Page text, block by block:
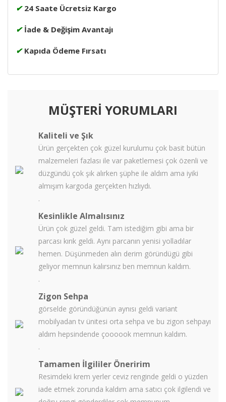
✔ 24 Saate Ücretsiz Kargo
✔ İade & Değişim Avantajı
✔ Kapıda Ödeme Fırsatı
MÜŞTERİ YORUMLARI
Kaliteli ve Şık
Ürün gerçekten çok güzel kurulumu çok basit bütün
malzemeleri fazlası ile var paketlemesi çok özenli ve
düzgündü çok şık alırken şüphe ile aldım ama iyiki
almışım kargoda gerçekten hızlıydı.
.
Kesinlikle Almalısınız
Ürün çok güzel geldi. Tam istediğim gibi ama bir
parcası kırık geldi. Aynı parcanın yenisi yolladılar
hemen. Düşünmeden alın derim göründügü gibi
geliyor memnun kalırsınız ben memnun kaldım.
.
Zigon Sehpa
görselde göründüğünün aynısı geldi variant
mobilyadan tv ünitesi orta sehpa ve bu zigon sehpayı
aldım hepsindende çoooook memnun kaldım.
.
Tamamen İlgililer Öneririm
Resimdeki krem yerler ceviz renginde geldi o yüzden
iade etmek zorunda kaldım ama satıcı çok ilgilendi ve